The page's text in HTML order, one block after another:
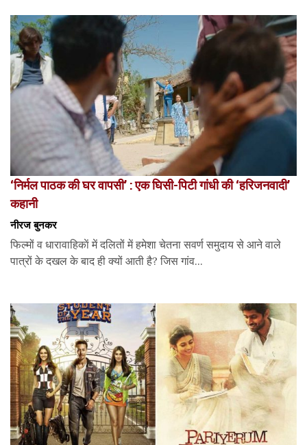
‘निर्मल पाठक की घर वापसी’ : एक घिसी-पिटी गांधी की ‘हरिजनवादी’
कहानी
नीरज बुनकर
फिल्मों व धारावाहिकाें में दलितों में हमेशा चेतना सवर्ण समुदाय से आने वाले
पात्रों के दखल के बाद ही क्यों आती है? जिस गांव...